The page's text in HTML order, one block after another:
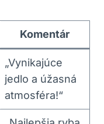
Komentár
„Vynikajúce
jedlo a úžasná
atmosféra!“